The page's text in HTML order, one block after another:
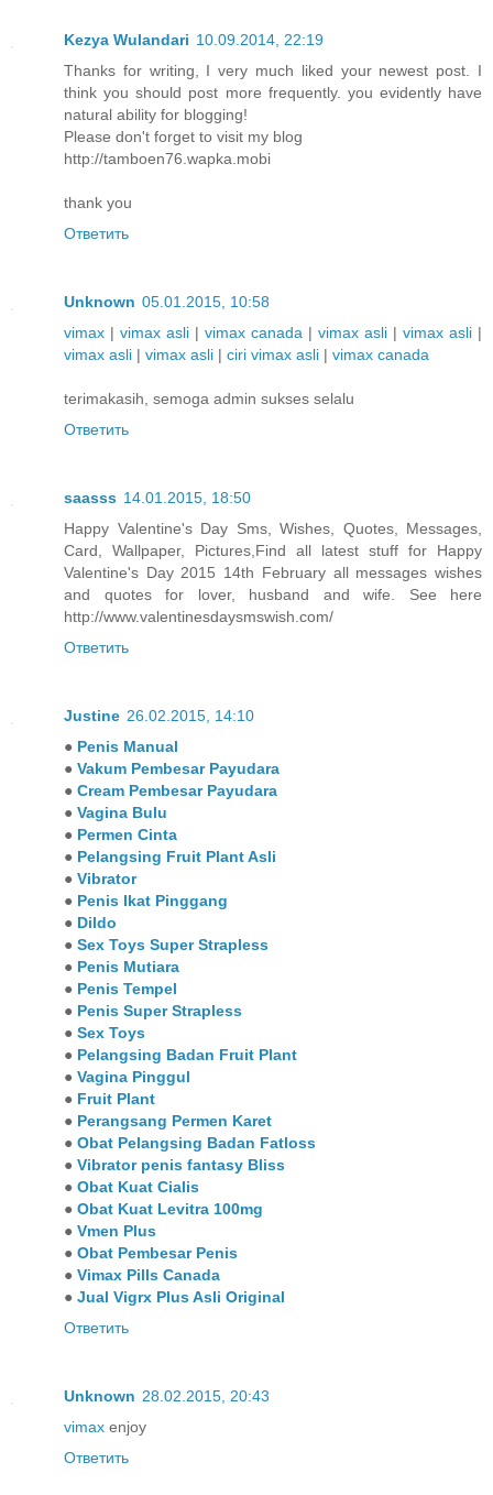
Kezya Wulandari 10.09.2014, 22:19
Thanks for writing, I very much liked your newest post. I
think you should post more frequently. you evidently have
natural ability for blogging!
Please don't forget to visit my blog
http://tamboen76.wapka.mobi
thank you
Ответить
Unknown 05.01.2015, 10:58
vimax | vimax asli | vimax canada | vimax asli | vimax asli |
vimax asli | vimax asli | ciri vimax asli | vimax canada
terimakasih, semoga admin sukses selalu
Ответить
saasss 14.01.2015, 18:50
Happy Valentine's Day Sms, Wishes, Quotes, Messages,
Card, Wallpaper, Pictures,Find all latest stuff for Happy
Valentine's Day 2015 14th February all messages wishes
and quotes for lover, husband and wife. See here
http://www.valentinesdaysmswish.com/
Ответить
Justine 26.02.2015, 14:10
● Penis Manual
● Vakum Pembesar Payudara
● Cream Pembesar Payudara
● Vagina Bulu
● Permen Cinta
● Pelangsing Fruit Plant Asli
● Vibrator
● Penis Ikat Pinggang
● Dildo
● Sex Toys Super Strapless
● Penis Mutiara
● Penis Tempel
● Penis Super Strapless
● Sex Toys
● Pelangsing Badan Fruit Plant
● Vagina Pinggul
● Fruit Plant
● Perangsang Permen Karet
● Obat Pelangsing Badan Fatloss
● Vibrator penis fantasy Bliss
● Obat Kuat Cialis
● Obat Kuat Levitra 100mg
● Vmen Plus
● Obat Pembesar Penis
● Vimax Pills Canada
● Jual Vigrx Plus Asli Original
Ответить
Unknown 28.02.2015, 20:43
vimax enjoy
Ответить